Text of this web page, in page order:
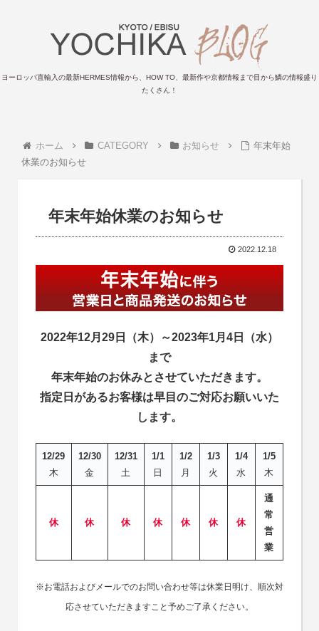
ヨーロッパ直輸入の最新HERMES情報から、HOW TO、最新作や京都情報まで目から鱗の情報盛り
たくさん！
ホーム CATEGORY お知らせ
年末年始
休業のお知らせ
年末年始休業のお知らせ
2022.12.18
2022年12月29日（木）～2023年1月4日（水）
まで
年末年始のお休みとさせていただきます。
指定日があるお客様は早目のご対応お願いいた
します。
12/29
木
12/30
金
12/31
土
1/1
日
1/2
月
1/3
火
1/4
水
1/5
木
休 休 休 休 休 休 休
通
常
営
業
※お電話およびメールでのお問い合わせ等は休業日明け、順次対
応させていただきますこと予めご了承ください。